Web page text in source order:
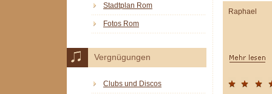
Raphael
Stadtplan Rom
Fotos Rom
Vergnügungen
Clubs und Discos